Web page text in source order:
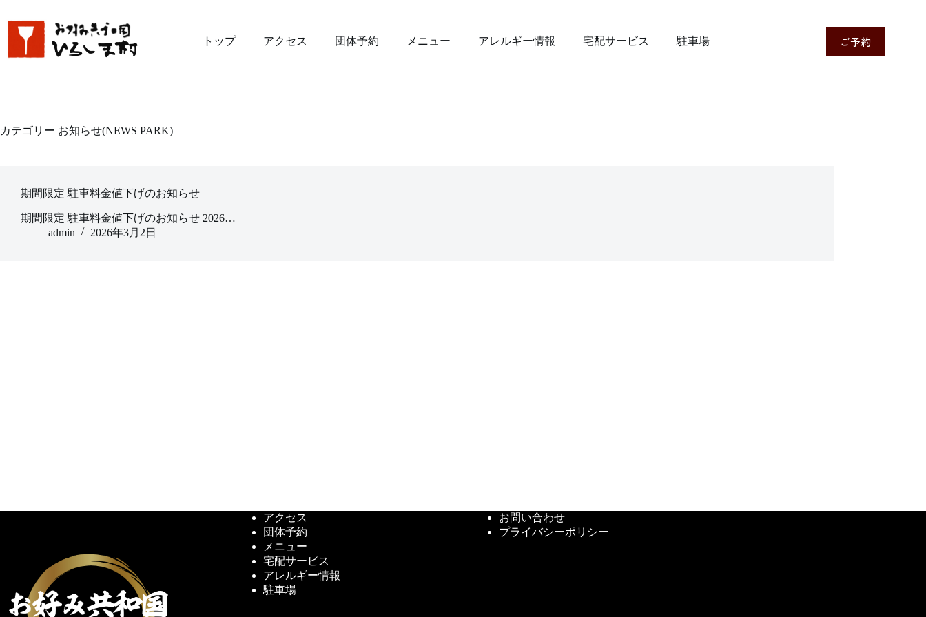
ン
テ
ン
プ
トップ アクセス 団体予約 メニュー アレルギー情報 宅配サービス 駐車場 ご予約
カテゴリー お知らせ(NEWS PARK)
期間限定 駐車料金値下げのお知らせ
期間限定 駐車料金値下げのお知らせ 2026…
admin
2026年3月2日
アクセス
団体予約
メニュー
宅配サービス
アレルギー情報
駐車場
お問い合わせ
プライバシーポリシー